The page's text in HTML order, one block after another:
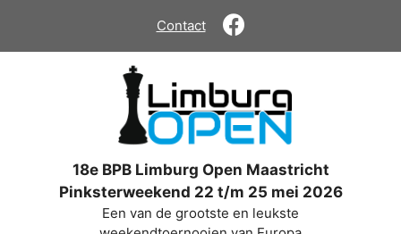
de
Contact
18e BPB Limburg Open Maastricht
Pinksterweekend 22 t/m 25 mei 2026
Een van de grootste en leukste